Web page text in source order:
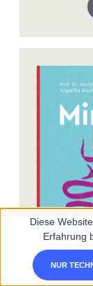
Diese
Erfahrung
NUR